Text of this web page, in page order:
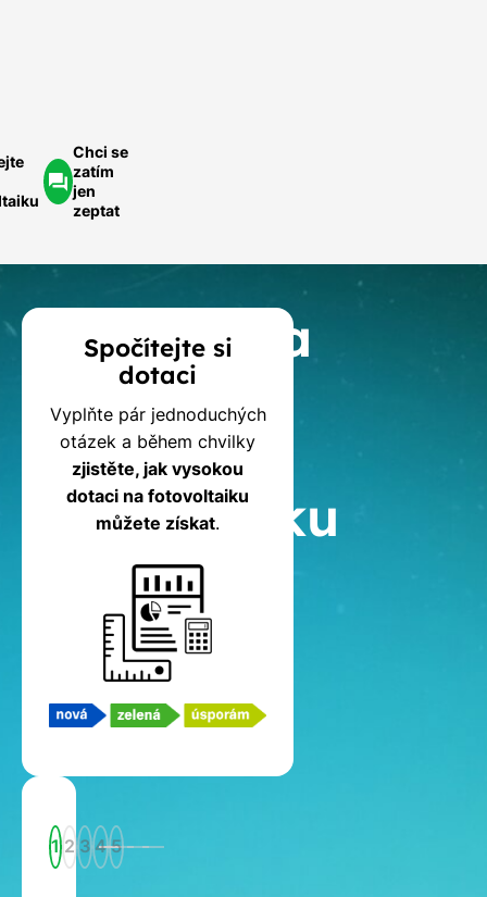
Chci se
zatím
jen
zeptat
Kalkulačka
dotací
na
fotovoltaiku
Spočítejte si
dotaci
Vyplňte pár jednoduchých
otázek a během chvilky
zjistěte, jak vysokou
dotaci na fotovoltaiku
můžete získat.
1 2 3 4 5